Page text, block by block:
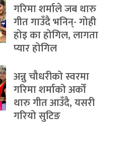
गरिमा शर्माले जब थारु
गीत गाउँदै भनिन्- गोही
होइ का होगिल, लागता
प्यार होगिल
अन्नु चौधरीको स्वरमा
गरिमा शर्माको अर्को
थारु गीत आउँदै, यसरी
गरियो सुटिङ